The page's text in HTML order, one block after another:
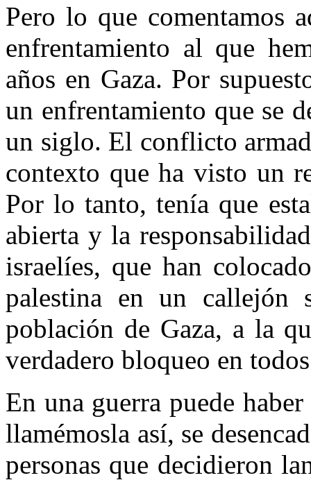
Pero lo que comentamos
enfrentamiento al que
años en Gaza. Por
un enfrentamiento que se
un siglo. El conflicto
contexto que ha visto un
Por lo tanto, tenía que
abierta y la
israelíes, que han
palestina en un
población de Gaza, a la
verdadero bloqueo en
En una guerra puede
llamémosla así, se
personas que decidieron